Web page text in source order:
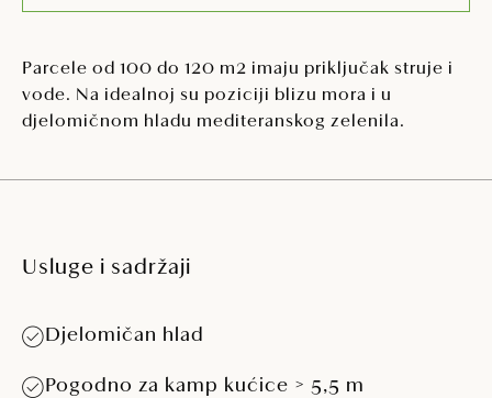
Parcele od 100 do 120 m2 imaju priključak struje i
vode. Na idealnoj su poziciji blizu mora i u
djelomičnom hladu mediteranskog zelenila.
Usluge i sadržaji
Djelomičan hlad
Pogodno za kamp kućice > 5,5 m